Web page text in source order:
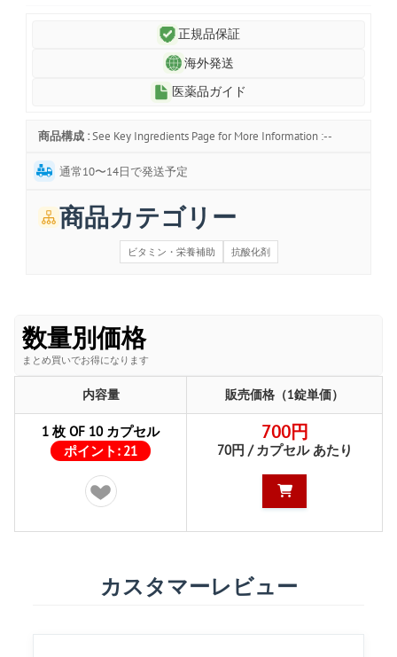
正規品保証
海外発送
医薬品ガイド
商品構成 : See Key Ingredients Page for More Information :--
通常10〜14日で発送予定
商品カテゴリー
ビタミン・栄養補助 抗酸化剤
数量別価格
まとめ買いでお得になります
内容量 販売価格（1錠単価）
1 枚 OF 10 カプセル
ポイント: 21
700円
70円 / カプセル あたり
カスタマーレビュー